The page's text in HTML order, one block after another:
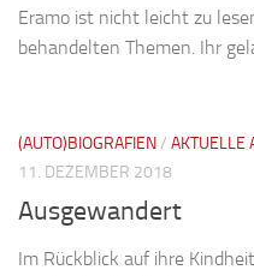
Eramo ist nicht leicht zu
behandelten Themen. Ihr
(AUTO)BIOGRAFIEN/ AKTUELLE
11. DEZEMBER 2018
Ausgewandert
Im Rückblick auf ihre